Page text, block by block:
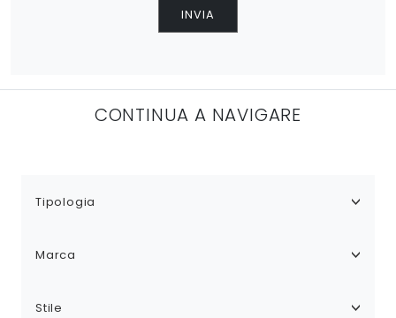
INVIA
CONTINUA A NAVIGARE
Tipologia
Marca
Stile